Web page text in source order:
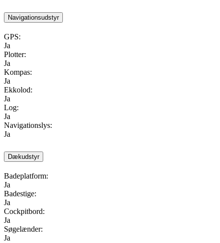
Navigationsudstyr
GPS:
Ja
Plotter:
Ja
Kompas:
Ja
Ekkolod:
Ja
Log:
Ja
Navigationslys:
Ja
Dækudstyr
Badeplatform:
Ja
Badestige:
Ja
Cockpitbord:
Ja
Søgelænder:
Ja